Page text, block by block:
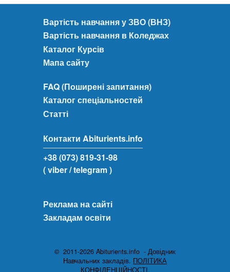
Вартість навчання у ЗВО (ВНЗ)
Вартість навчання в Коледжах
Каталог Курсів
Мапа сайту
FAQ (Поширені запитання)
Каталог спеціальностей
Статті
Контакти Abiturients.info
+38 (073) 819-31-98
( viber/ telegram )
Реклама на сайті
Закладам освіти
© 2011-2026 Abiturients.info - Довідник
Навчальних закладів. ПОЛІТИКА
КОНФІДЕНЦІЙНОСТІ.